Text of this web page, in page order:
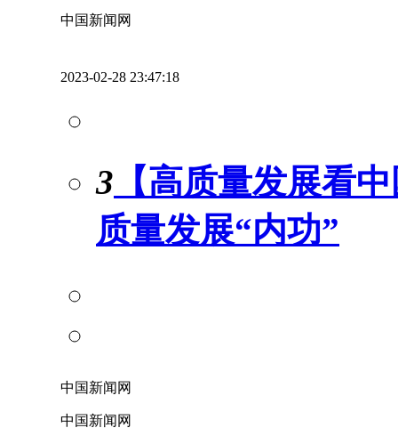
中国新闻网
2023-02-28 23:47:18
3 【高质量发展看
质量发展“内功”
中国新闻网
中国新闻网